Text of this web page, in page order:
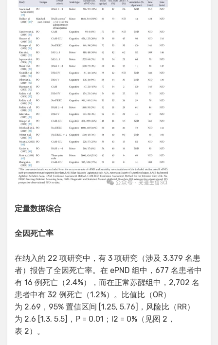
定量数据综合
全因死亡率
在纳入的 22 项研究中，有 3 项研究（涉及 3,379 名患
者）报告了全因死亡率。在 ePND 组中，677 名患者中
有 16 例死亡（2.4%），而在正常苏醒组中，2,702 名
患者中有 32 例死亡（1.2%）。比值比（OR）
为 2.69，95% 置信区间 [1.25, 5.76]，风险比（RR）
为 2.6 [1.3, 5.5]，P = 0.01；I2 = 0%（见图 2，
表 2）。